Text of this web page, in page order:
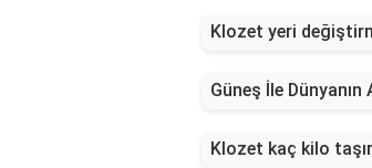
Klozet yeri
Güneş İle
Klozet kaç kilo